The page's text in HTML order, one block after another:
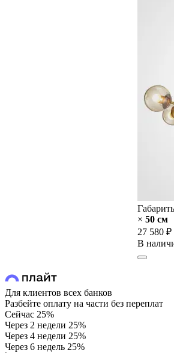
× 50 cм
27 580 ₽
В
Для клиентов всех банков
Разбейте оплату на части без переплат
Сейчас 25%
Через 2 недели 25%
Через 4 недели 25%
Через 6 недель 25%